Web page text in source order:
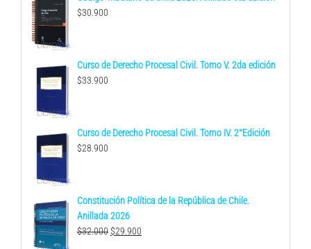
$30.900
Curso de Derecho Procesal Civil. Tomo V. 2da edición
$33.900
Curso de Derecho Procesal Civil. Tomo IV. 2°Edición
$28.900
Constitución Política de la República de Chile.
Anillada 2026
$32.000El
$29.900